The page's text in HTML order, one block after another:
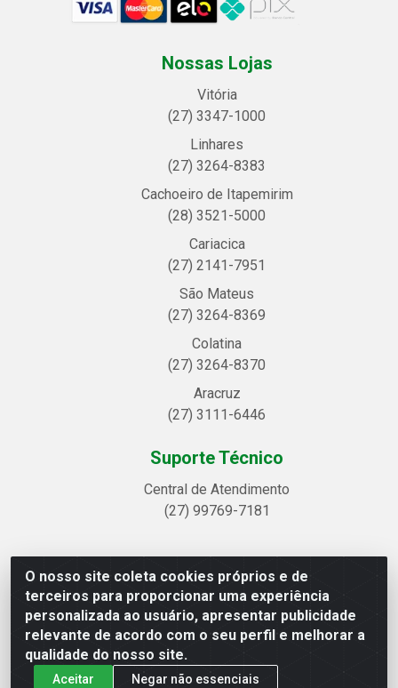
O nosso site coleta cookies próprios e de
terceiros para proporcionar uma experiência
personalizada ao usuário, apresentar publicidade
relevante de acordo com o seu perfil e melhorar a
qualidade do nosso site.
Aceitar Negar não essenciais
Nossas Lojas
Vitória
(27) 3347-1000
Linhares
(27) 3264-8383
Cachoeiro de Itapemirim
(28) 3521-5000
Cariacica
(27) 2141-7951
São Mateus
(27) 3264-8369
Colatina
(27) 3264-8370
Aracruz
(27) 3111-6446
Suporte Técnico
Central de Atendimento
(27) 99769-7181
Linhavix Distribuidora LTDA - Avenida Alegre, 2521 -
Quadra314 Lote 05 e 07 - Shell, Linhares/ES - CEP
29.901-605 - CNPJ 20.857.514/0001-75